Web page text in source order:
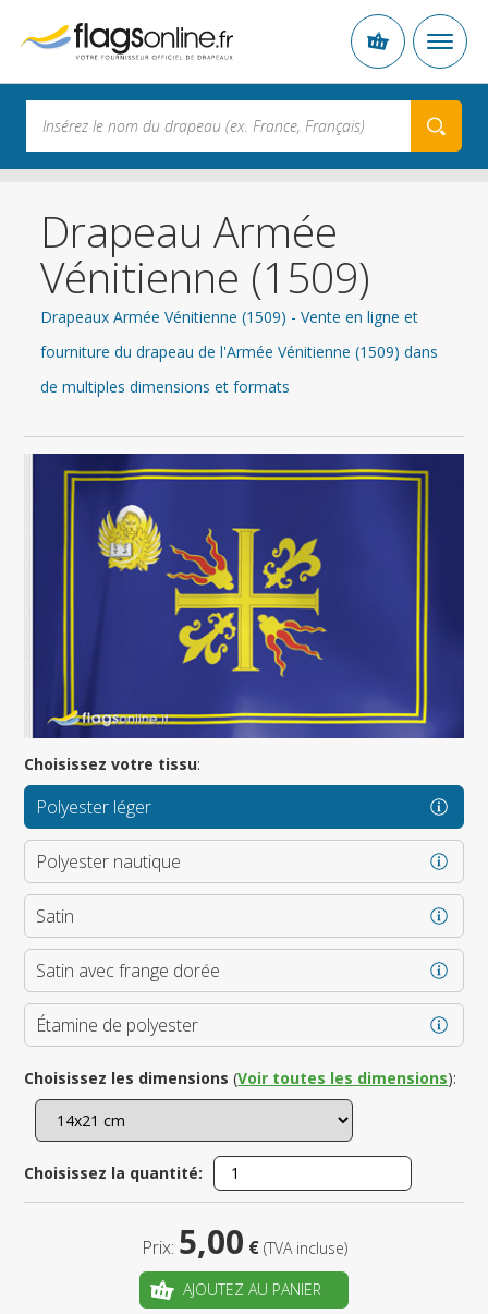
Drapeau Armée
Vénitienne (1509)
Drapeaux Armée Vénitienne (1509) - Vente en ligne et
fourniture du drapeau de l'Armée Vénitienne (1509) dans
de multiples dimensions et formats
Choisissez votre tissu:
Polyester léger
Polyester nautique
Satin
Satin avec frange dorée
Étamine de polyester
Choisissez les dimensions (Voir toutes les dimensions):
Choisissez la quantité:
Prix: 5,00 € (TVA incluse)
AJOUTEZ AU PANIER